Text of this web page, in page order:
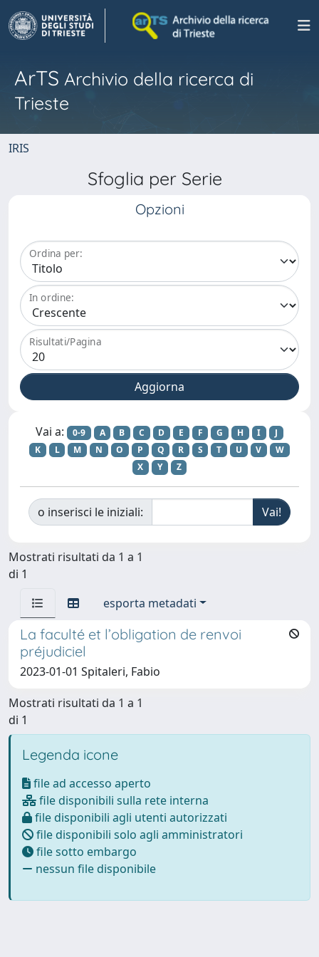
ArTS Archivio della ricerca di
Trieste
IRIS
Sfoglia per Serie
Opzioni
Ordina per:
In ordine:
Risultati/Pagina
Vai a: 0-9 A B C D E F G H I
J
K
L M N O P Q R S T U V
W
X
Y Z
o inserisci le iniziali:
Mostrati risultati da 1 a 1
di 1
esporta metadati
La faculté et l’obligation de renvoi
préjudiciel
2023-01-01 Spitaleri, Fabio
Mostrati risultati da 1 a 1
di 1
Legenda icone
file ad accesso aperto
file disponibili sulla rete interna
file disponibili agli utenti autorizzati
file disponibili solo agli amministratori
file sotto embargo
nessun file disponibile